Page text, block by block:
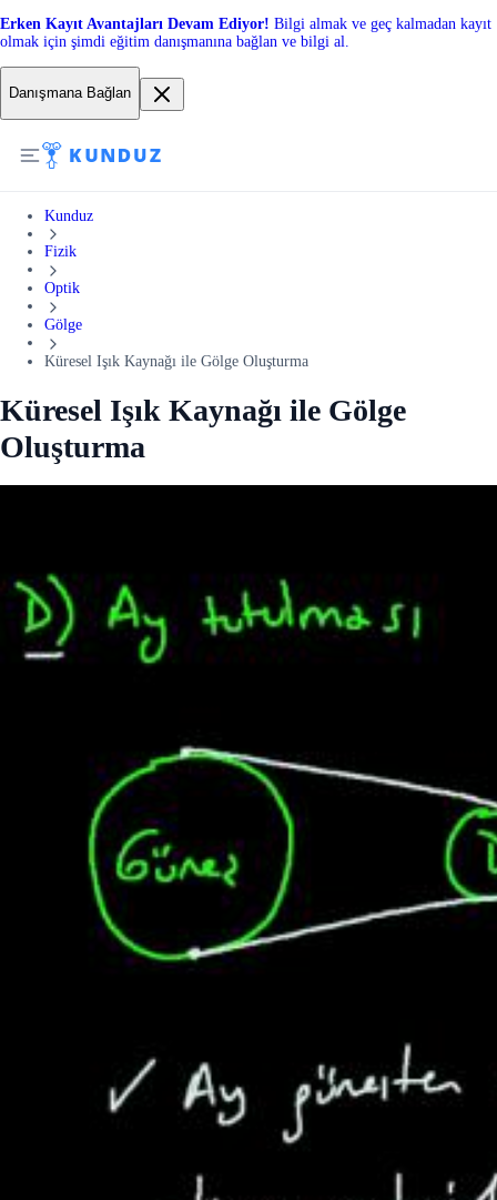
Erken Kayıt Avantajları Devam Ediyor! Bilgi almak ve geç kalmadan kayıt
olmak için şimdi eğitim danışmanına bağlan ve bilgi al.
Danışmana Bağlan
Kunduz
Fizik
Optik
Gölge
Küresel Işık Kaynağı ile Gölge Oluşturma
Küresel Işık Kaynağı ile Gölge
Oluşturma